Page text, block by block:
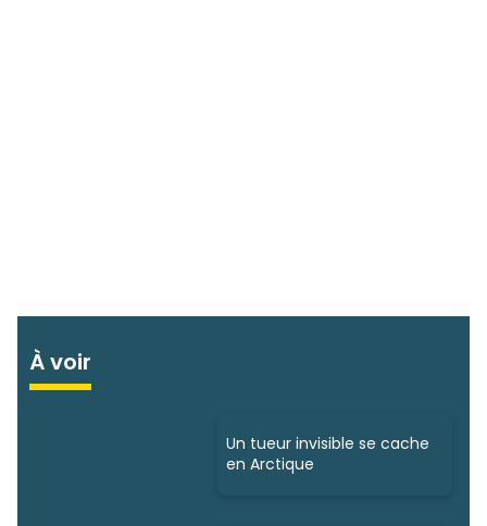
À voir
Un tueur invisible se cache
en Arctique